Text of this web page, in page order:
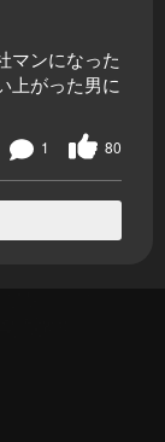
マンになった
上がった男に
80
1